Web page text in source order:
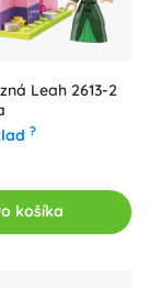
Leah 2613-2
?
košíka